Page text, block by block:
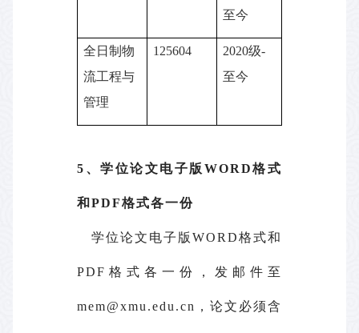
至今
全日制物
流工程与
管理
125604
2020级-
至今
5、学位论文电子版WORD格式
和PDF格式各一份
学位论文电子版WORD格式和
PDF格式各一份，发邮件至
mem@xmu.edu.cn，论文必须含